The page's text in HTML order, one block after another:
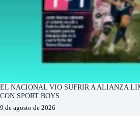
EL NACIONAL VIO SUFRIR A ALIANZA
CON SPORT BOYS
9 de agosto de 2026